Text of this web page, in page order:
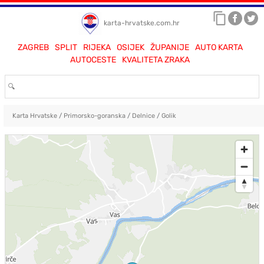
karta-hrvatske.com.hr
ZAGREB SPLIT RIJEKA OSIJEK ŽUPANIJE
AUTO KARTA
AUTOCESTE
KVALITETA ZRAKA
Karta Hrvatske/ Primorsko-goranska/ Delnice/ Golik